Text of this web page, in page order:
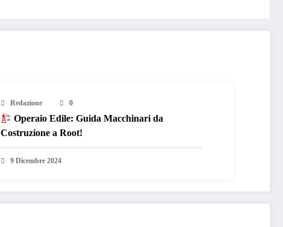
Redazione 0
Operaio Edile: Guida Macchinari da
Costruzione a Root!
9 Dicembre 2024